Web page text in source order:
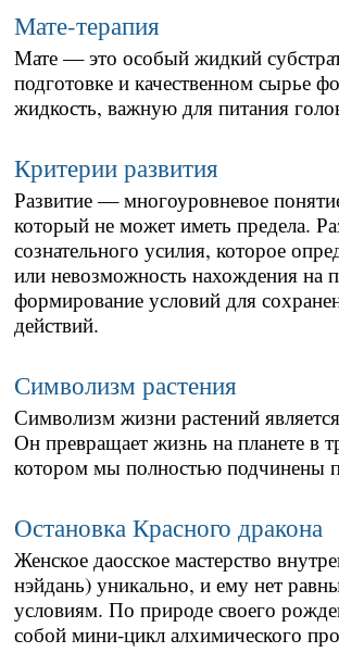
Мате-терапия
Мате — это особый жидкий
подготовке и качественном сырье
жидкость, важную для питания
Критерии развития
Развитие — многоуровневое
который не может иметь предела.
сознательного усилия, которое
или невозможность нахождения на
формирование условий для
действий.
Символизм растения
Символизм жизни растений
Он превращает жизнь на планете в
котором мы полностью подчинены
Остановка Красного дракона
Женское даосское мастерство
нэйдань) уникально, и ему нет
условиям. По природе своего
собой мини-цикл алхимического